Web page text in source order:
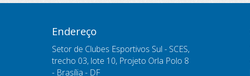
Endereço
Setor de Clubes Esportivos Sul - SCES,
trecho 03, lote 10, Projeto Orla Polo 8
- Brasília - DF